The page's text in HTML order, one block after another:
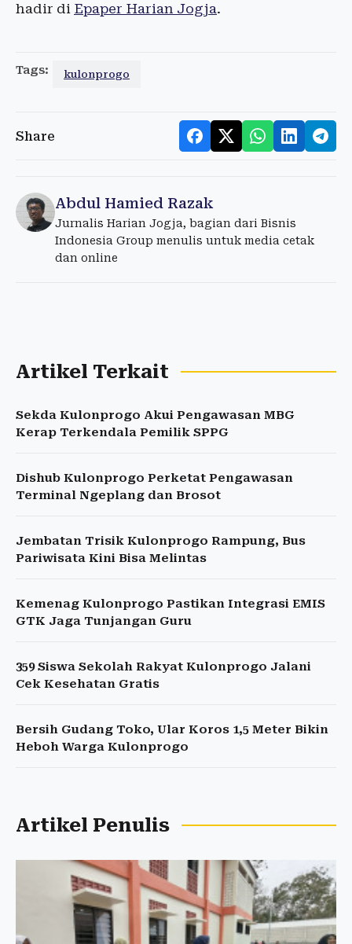
hadir di Epaper Harian Jogja.
Tags: kulonprogo
Share
Abdul Hamied Razak
Jurnalis Harian Jogja, bagian dari Bisnis
Indonesia Group menulis untuk media cetak
dan online
Artikel Terkait
Sekda Kulonprogo Akui Pengawasan MBG
Kerap Terkendala Pemilik SPPG
Dishub Kulonprogo Perketat Pengawasan
Terminal Ngeplang dan Brosot
Jembatan Trisik Kulonprogo Rampung, Bus
Pariwisata Kini Bisa Melintas
Kemenag Kulonprogo Pastikan Integrasi EMIS
GTK Jaga Tunjangan Guru
359 Siswa Sekolah Rakyat Kulonprogo Jalani
Cek Kesehatan Gratis
Bersih Gudang Toko, Ular Koros 1,5 Meter Bikin
Heboh Warga Kulonprogo
Artikel Penulis